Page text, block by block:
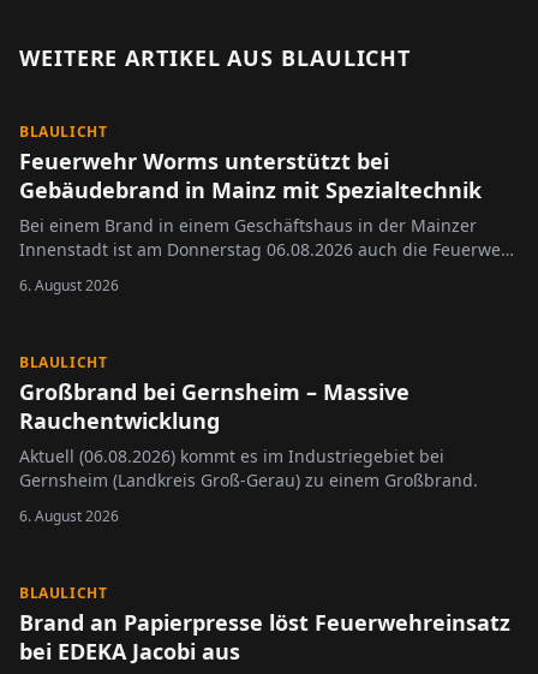
WEITERE ARTIKEL AUS BLAULICHT
BLAULICHT
Feuerwehr Worms unterstützt bei
Gebäudebrand in Mainz mit Spezialtechnik
Bei einem Brand in einem Geschäftshaus in der Mainzer
Innenstadt ist am Donnerstag 06.08.2026 auch die Feuerwehr
6. August 2026
BLAULICHT
Großbrand bei Gernsheim – Massive
Rauchentwicklung
Aktuell (06.08.2026) kommt es im Industriegebiet bei
Gernsheim (Landkreis Groß-Gerau) zu einem Großbrand.
6. August 2026
BLAULICHT
Brand an Papierpresse löst Feuerwehreinsatz
bei EDEKA Jacobi aus